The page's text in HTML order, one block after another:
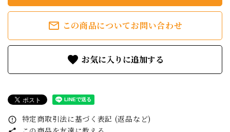
mail_outline この商品についてお問い合わせ
favorite
error_outline 特定商取引法に基づく表記 (返品など)